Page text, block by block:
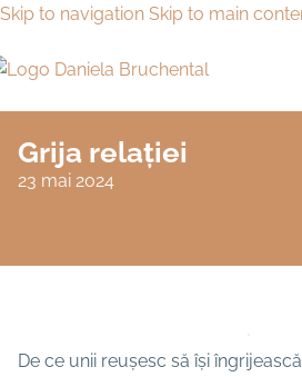
Skip to navigation Skip to main
Grija relației
23 mai 2024
De ce unii reușesc să își